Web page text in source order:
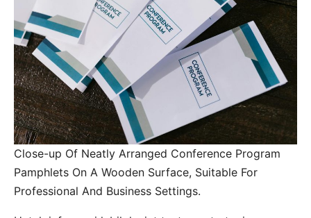
Close-up Of Neatly Arranged Conference Program
Pamphlets On A Wooden Surface, Suitable For
Professional And Business Settings.